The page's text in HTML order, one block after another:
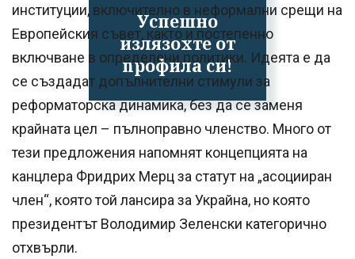
Успешно
излязохте от
профила си!
институции, включително в неформални срещи на
Европейския съвет, както и постепенно
включване в определени политики. Идеята е да
се създадат допълнителни стимули за
реформаторска динамика, без да се заменя
крайната цел – пълноправно членство. Много от
тези предложения напомнят концепцията на
канцлера Фридрих Мерц за статут на „асоцииран
член“, която той лансира за Украйна, но която
президентът Володимир Зеленски категорично
отхвърли.